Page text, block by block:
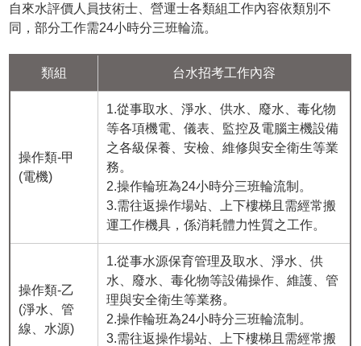
自來水評價人員技術士、營運士各類組工作內容依類別不
同，部分工作需24小時分三班輪流。
類組 台水招考工作內容
操作類-甲
(電機)
1.從事取水、淨水、供水、廢水、毒化物
等各項機電、儀表、監控及電腦主機設備
之各級保養、安檢、維修與安全衛生等業
務。
2.操作輪班為24小時分三班輪流制。
3.需往返操作場站、上下樓梯且需經常搬
運工作機具，係消耗體力性質之工作。
操作類-乙
(淨水、管
線、水源)
1.從事水源保育管理及取水、淨水、供
水、廢水、毒化物等設備操作、維護、管
理與安全衛生等業務。
2.操作輪班為24小時分三班輪流制。
3.需往返操作場站、上下樓梯且需經常搬